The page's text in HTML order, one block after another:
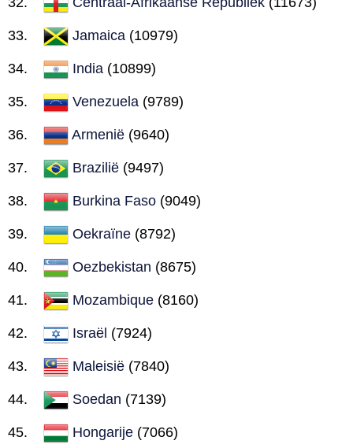
Jamaica (10979)
India (10899)
Venezuela (9789)
Armenië (9640)
Brazilië (9497)
Burkina Faso (9049)
Oekraïne (8792)
Oezbekistan (8675)
Mozambique (8160)
Israël (7924)
Maleisië (7840)
Soedan (7139)
Hongarije (7066)